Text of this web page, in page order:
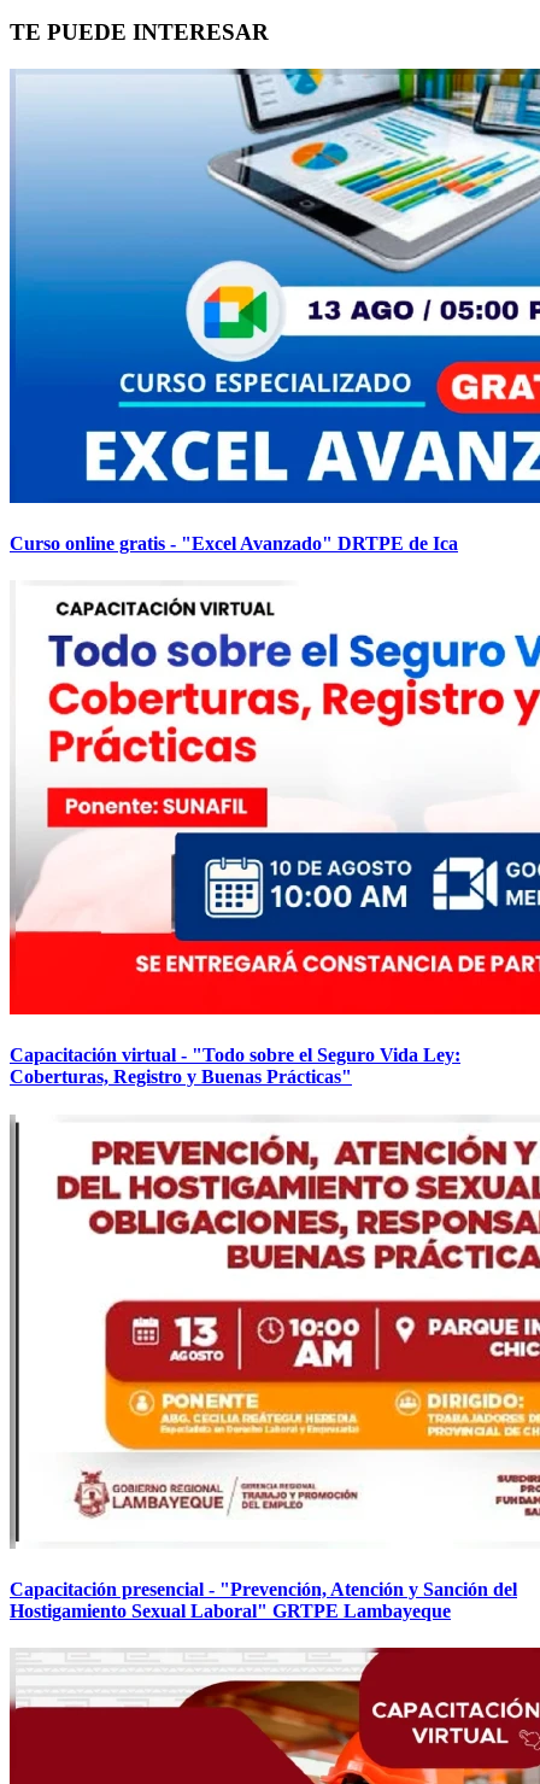
TE PUEDE INTERESAR
Curso online gratis - "Excel Avanzado" DRTPE de Ica
Capacitación virtual - "Todo sobre el Seguro Vida Ley:
Coberturas, Registro y Buenas Prácticas"
Capacitación presencial - "Prevención, Atención y Sanción del
Hostigamiento Sexual Laboral" GRTPE Lambayeque